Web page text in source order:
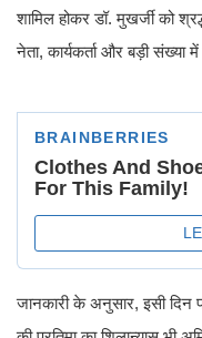
शामिल होकर डॉ. मुखर्जी को
नेता, कार्यकर्ता और बड़ी संख्या
जानकारी के अनुसार, इसी दिन